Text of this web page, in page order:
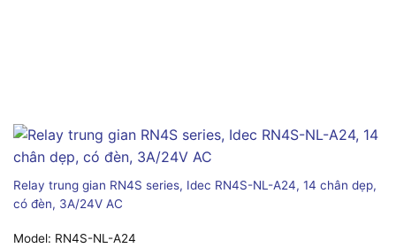
Relay trung gian RN4S series, Idec RN4S-NL-A24, 14 chân dẹp,
có đèn, 3A/24V AC
Model: RN4S-NL-A24